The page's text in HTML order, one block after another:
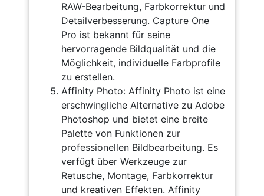
RAW-Bearbeitung, Farbkorrektur und
Detailverbesserung. Capture One
Pro ist bekannt für seine
hervorragende Bildqualität und die
Möglichkeit, individuelle Farbprofile
zu erstellen.
Affinity Photo: Affinity Photo ist eine
erschwingliche Alternative zu Adobe
Photoshop und bietet eine breite
Palette von Funktionen zur
professionellen Bildbearbeitung. Es
verfügt über Werkzeuge zur
Retusche, Montage, Farbkorrektur
und kreativen Effekten. Affinity